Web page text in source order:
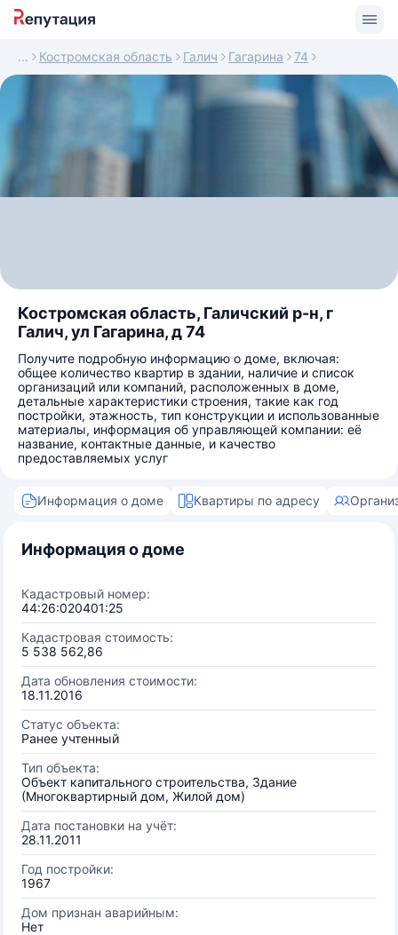
Костромская область Галич Гагарина 74
Костромская область, Галичский р-н, г
Галич, ул Гагарина, д 74
Получите подробную информацию о доме, включая:
общее количество квартир в здании, наличие и список
организаций или компаний, расположенных в доме,
детальные характеристики строения, такие как год
постройки, этажность, тип конструкции и использованные
материалы, информация об управляющей компании: её
название, контактные данные, и качество
предоставляемых услуг
Информация о доме Квартиры по адресу
Информация о доме
Кадастровый номер:
44:26:020401:25
Кадастровая стоимость:
5 538 562,86
Дата обновления стоимости:
18.11.2016
Статус объекта:
Ранее учтенный
Тип объекта:
Объект капитального строительства, Здание
(Многоквартирный дом, Жилой дом)
Дата постановки на учёт:
28.11.2011
Год постройки:
1967
Дом признан аварийным:
Нет